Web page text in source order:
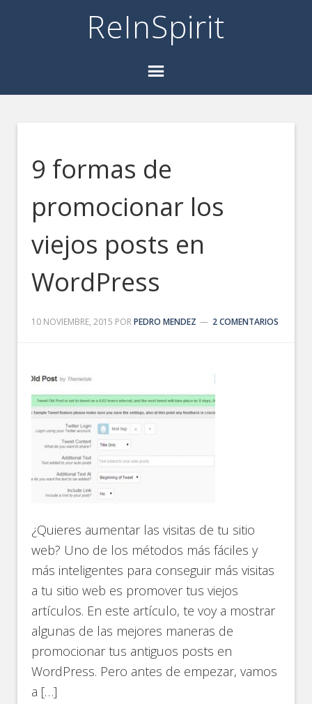
ReInSpirit
9 formas de
promocionar los
viejos posts en
WordPress
10 NOVIEMBRE, 2015 PORPEDRO MENDEZ 2 COMENTARIOS
¿Quieres aumentar las visitas de tu sitio
web? Uno de los métodos más fáciles y
más inteligentes para conseguir más visitas
a tu sitio web es promover tus viejos
artículos. En este artículo, te voy a mostrar
algunas de las mejores maneras de
promocionar tus antiguos posts en
WordPress. Pero antes de empezar, vamos
a […]